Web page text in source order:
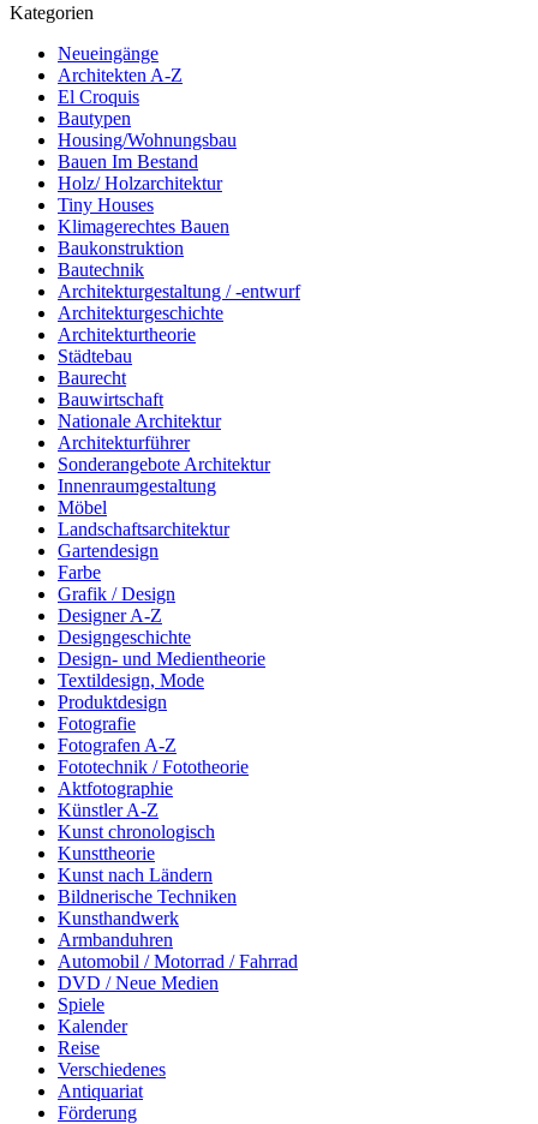
Kategorien
Neueingänge
Architekten A-Z
El Croquis
Bautypen
Housing/Wohnungsbau
Bauen Im Bestand
Holz/ Holzarchitektur
Tiny Houses
Klimagerechtes Bauen
Baukonstruktion
Bautechnik
Architekturgestaltung / -entwurf
Architekturgeschichte
Architekturtheorie
Städtebau
Baurecht
Bauwirtschaft
Nationale Architektur
Architekturführer
Sonderangebote Architektur
Innenraumgestaltung
Möbel
Landschaftsarchitektur
Gartendesign
Farbe
Grafik / Design
Designer A-Z
Designgeschichte
Design- und Medientheorie
Textildesign, Mode
Produktdesign
Fotografie
Fotografen A-Z
Fototechnik / Fototheorie
Aktfotographie
Künstler A-Z
Kunst chronologisch
Kunsttheorie
Kunst nach Ländern
Bildnerische Techniken
Kunsthandwerk
Armbanduhren
Automobil / Motorrad / Fahrrad
DVD / Neue Medien
Spiele
Kalender
Reise
Verschiedenes
Antiquariat
Förderung